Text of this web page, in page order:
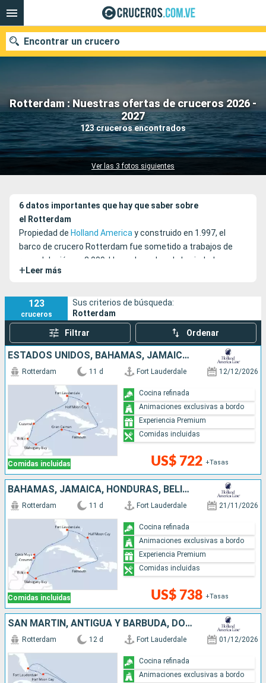
Rotterdam : Nuestras ofertas de cruceros 2026 -
2027
123 cruceros encontrados
Ver las 3 fotos siguientes
Encontrar un crucero
Nuestros destinos
Fecha de salida
6 datos importantes que hay que saber sobre
el Rotterdam
Propiedad de Holland Americay construido en 1.997, el
barco de crucero Rotterdam fue sometido a trabajos de
remodelación en 2.009. Lleva el nombre de la ciudad
portuaria holandesa homónima y, junto a los barcos
de la naviera.
+ Leer más
123
cruceros
Sus criterios de búsqueda:
Rotterdam
Filtrar Ordenar
ESTADOS UNIDOS, BAHAMAS, JAMAICA, ISLAS CAIMÁN, HONDURAS, BELICE, MÉXICO
Comidas incluidas
Rotterdam 11 d Fort Lauderdale 12/12/2026
US$ 722 +Tasas
Cocina refinada
Animaciones exclusivas a bordo
Experiencia Premium
Comidas incluidas
BAHAMAS, JAMAICA, HONDURAS, BELICE, MÉXICO, ESTADOS UNIDOS
Comidas incluidas
Rotterdam 11 d Fort Lauderdale 21/11/2026
US$ 738 +Tasas
Cocina refinada
Animaciones exclusivas a bordo
Experiencia Premium
Comidas incluidas
SAN MARTÍN, ANTIGUA Y BARBUDA, DOMINICA, SANTA LUCIA, BAHAMAS, ESTADOS UNIDOS
Rotterdam 12 d Fort Lauderdale 01/12/2026
Cocina refinada
Animaciones exclusivas a bordo